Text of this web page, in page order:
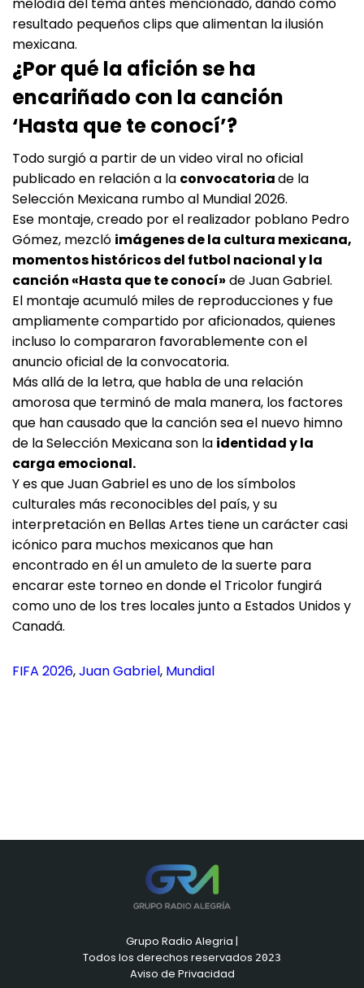
resultado pequeños clips que alimentan la ilusión
mexicana.
¿Por qué la afición se ha
encariñado con la canción
‘Hasta que te conocí’?
Todo surgió a partir de un video viral no oficial
publicado en relación a la convocatoriade la
Selección Mexicana rumbo al Mundial 2026.
Ese montaje, creado por el realizador poblano Pedro
Gómez, mezcló imágenes de la cultura mexicana,
momentos históricos del futbol nacional y la
canción «Hasta que te conocí» de Juan Gabriel.
El montaje acumuló miles de reproducciones y fue
ampliamente compartido por aficionados, quienes
incluso lo compararon favorablemente con el
anuncio oficial de la convocatoria.
Más allá de la letra, que habla de una relación
amorosa que terminó de mala manera, los factores
que han causado que la canción sea el nuevo himno
de la Selección Mexicana son la identidad y la
carga emocional.
Y es que Juan Gabriel es uno de los símbolos
culturales más reconocibles del país, y su
interpretación en Bellas Artes tiene un carácter casi
icónico para muchos mexicanos que han
encontrado en él un amuleto de la suerte para
encarar este torneo en donde el Tricolor fungirá
como uno de los tres locales junto a Estados Unidos y
Canadá.
FIFA 2026, Juan Gabriel, Mundial
Grupo Radio Alegria |
Todos los derechos reservados 2023
Aviso de Privacidad